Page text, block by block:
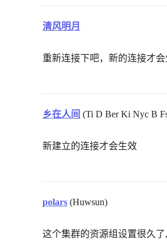
清风明月
重新连接下吧，新的连接才会
乡在人间 (Ti D Ber Ki Nyc B
新建立的连接才会生效
polars (Huwsun)
这个集群的资源组设置很久